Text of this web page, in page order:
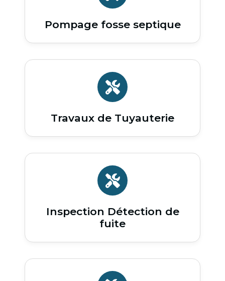
Pompage fosse septique
Travaux de Tuyauterie
Inspection Détection de
fuite